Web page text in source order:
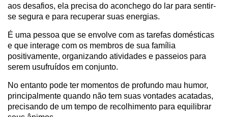
aos desafios, ela precisa do aconchego do lar para sentir-
se segura e para recuperar suas energias.
É uma pessoa que se envolve com as tarefas domésticas
e que interage com os membros de sua família
positivamente, organizando atividades e passeios para
serem usufruídos em conjunto.
No entanto pode ter momentos de profundo mau humor,
principalmente quando não tem suas vontades acatadas,
precisando de um tempo de recolhimento para equilibrar